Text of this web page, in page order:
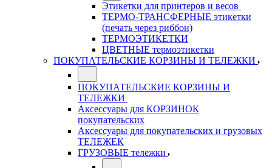
Этикетки для принтеров и весов
ТЕРМО-ТРАНСФЕРНЫЕ этикетки
(печать через риббон)
ТЕРМОЭТИКЕТКИ
ЦВЕТНЫЕ термоэтикетки
ПОКУПАТЕЛЬСКИЕ КОРЗИНЫ И ТЕЛЕЖКИ
ПОКУПАТЕЛЬСКИЕ КОРЗИНЫ И
ТЕЛЕЖКИ
Аксессуары для КОРЗИНОК
покупательских
Аксессуары для покупательских и грузовых
ТЕЛЕЖЕК
ГРУЗОВЫЕ тележки